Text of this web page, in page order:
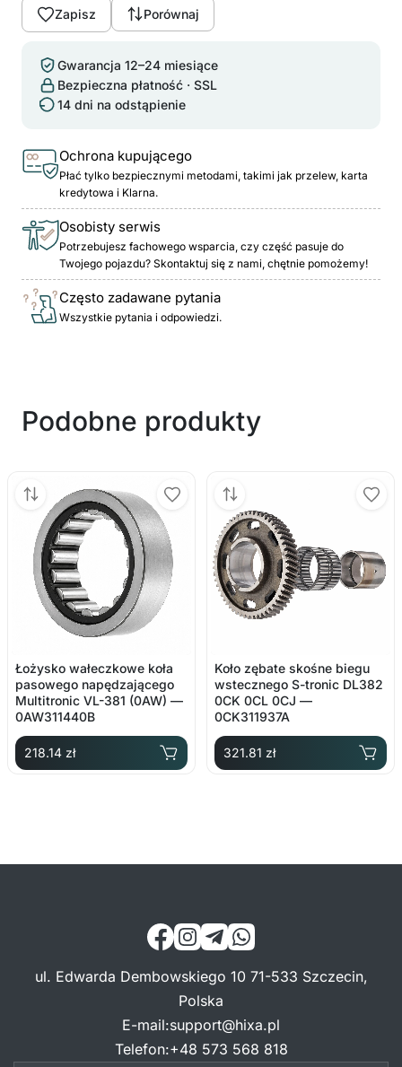
Zapisz Porównaj
Gwarancja 12–24 miesiące
Bezpieczna płatność · SSL
14 dni na odstąpienie
Ochrona kupującego
Płać tylko bezpiecznymi metodami, takimi jak przelew, karta
kredytowa i Klarna.
Osobisty serwis
Potrzebujesz fachowego wsparcia, czy część pasuje do
Twojego pojazdu? Skontaktuj się z nami, chętnie pomożemy!
Często zadawane pytania
Wszystkie pytania i odpowiedzi.
Podobne produkty
Łożysko wałeczkowe koła
pasowego napędzającego
Multitronic VL-381 (0AW) —
0AW311440B
218.14 zł
Koło zębate skośne biegu
wstecznego S-tronic DL382
0CK 0CL 0CJ —
0CK311937A
321.81 zł
ul. Edwarda Dembowskiego 10 71-533 Szczecin,
Polska
E-mail:support@hixa.pl
Telefon:+48 573 568 818